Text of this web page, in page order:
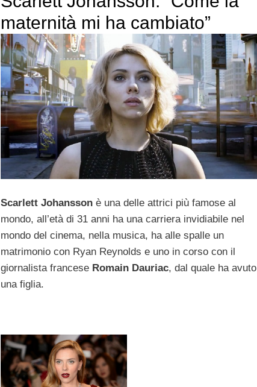
maternità mi ha cambiato”
Scarlett Johansson è una delle attrici più famose al
mondo, all’età di 31 anni ha una carriera invidiabile nel
mondo del cinema, nella musica, ha alle spalle un
matrimonio con Ryan Reynolds e uno in corso con il
giornalista francese Romain Dauriac, dal quale ha avuto
una figlia.